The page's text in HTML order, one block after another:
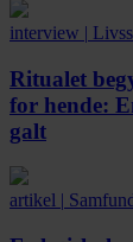
interview |
Ritualet
for hende:
galt
artikel |